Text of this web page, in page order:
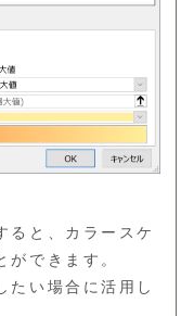
ると、カラースケ
ができます。
たい場合に活用し